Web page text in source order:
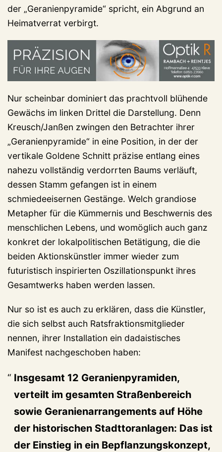
der „Geranienpyramide“ spricht, ein Abgrund an
Heimatverrat verbirgt.
Nur scheinbar dominiert das prachtvoll blühende
Gewächs im linken Drittel die Darstellung. Denn
Kreusch/Janßen zwingen den Betrachter ihrer
„Geranienpyramide“ in eine Position, in der der
vertikale Goldene Schnitt präzise entlang eines
nahezu vollständig verdorrten Baums verläuft,
dessen Stamm gefangen ist in einem
schmiedeeisernen Gestänge. Welch grandiose
Metapher für die Kümmernis und Beschwernis des
menschlichen Lebens, und womöglich auch ganz
konkret der lokalpolitischen Betätigung, die die
beiden Aktionskünstler immer wieder zum
futuristisch inspirierten Oszillationspunkt ihres
Gesamtwerks haben werden lassen.
Nur so ist es auch zu erklären, dass die Künstler,
die sich selbst auch Ratsfraktionsmitglieder
nennen, ihrer Installation ein dadaistisches
Manifest nachgeschoben haben:
Insgesamt 12 Geranienpyramiden,
verteilt im gesamten Straßenbereich
sowie Geranienarrangements auf Höhe
der historischen Stadttoranlagen: Das ist
der Einstieg in ein Bepflanzungskonzept,